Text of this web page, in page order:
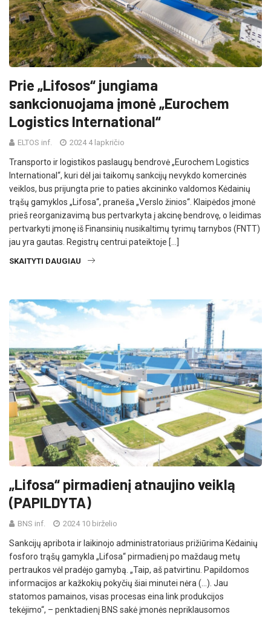
Prie „Lifosos“ jungiama
sankcionuojama įmonė „Eurochem
Logistics International“
ELTOS inf. 2024 4 lapkričio
Transporto ir logistikos paslaugų bendrovė „Eurochem Logistics
International“, kuri dėl jai taikomų sankcijų nevykdo komercinės
veiklos, bus prijungta prie to paties akcininko valdomos Kėdainių
trąšų gamyklos „Lifosa“, praneša „Verslo žinios“. Klaipėdos įmonė
prieš reorganizavimą bus pertvarkyta į akcinę bendrovę, o leidimas
pertvarkyti įmonę iš Finansinių nusikaltimų tyrimų tarnybos (FNTT)
jau yra gautas. Registrų centrui pateiktoje […]
SKAITYTI DAUGIAU
„Lifosa“ pirmadienį atnaujino veiklą
(PAPILDYTA)
BNS inf. 2024 10 birželio
Sankcijų apribota ir laikinojo administratoriaus prižiūrima Kėdainių
fosforo trąšų gamykla „Lifosa“ pirmadienį po maždaug metų
pertraukos vėl pradėjo gamybą. „Taip, aš patvirtinu. Papildomos
informacijos ar kažkokių pokyčių šiai minutei nėra (…). Jau
statomos pamainos, visas procesas eina link produkcijos
tekėjimo“, – penktadienį BNS sakė įmonės nepriklausomos